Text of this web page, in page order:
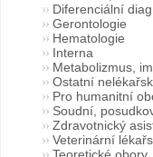
Diferenciální
Gerontologie
Hematologie
Interna
Metabolizmus,
Ostatní
Pro humanitní
Soudní,
Zdravotnický
Veterinární